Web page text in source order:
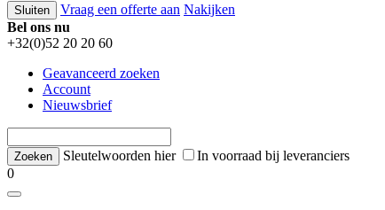
Sluiten Vraag een offerte aan Nakijken
Bel ons nu
+32(0)52 20 20 60
Geavanceerd zoeken
Account
Nieuwsbrief
Sleutelwoorden hier
In voorraad bij leveranciers
0